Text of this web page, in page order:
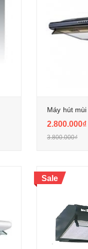
Máy hút
2.800.000₫
3.800.000₫
Sale